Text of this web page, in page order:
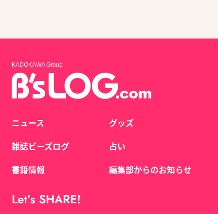
KADOKAWA Group
ニュース
雑誌ビーズログ
書籍情報
グッズ
占い
編集部からのお知らせ
Let’s SHARE!